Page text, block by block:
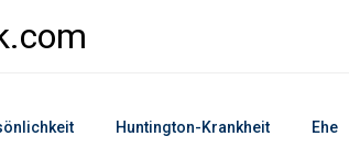
Huntington-Krankheit Ehe